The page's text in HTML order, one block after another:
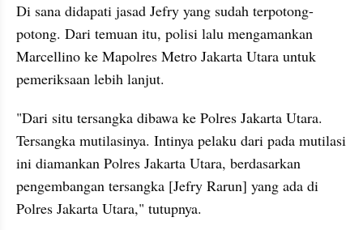
Di sana didapati jasad Jefry yang sudah terpotong-
potong. Dari temuan itu, polisi lalu mengamankan
Marcellino ke Mapolres Metro Jakarta Utara untuk
pemeriksaan lebih lanjut.
"Dari situ tersangka dibawa ke Polres Jakarta Utara.
Tersangka mutilasinya. Intinya pelaku dari pada mutilasi
ini diamankan Polres Jakarta Utara, berdasarkan
pengembangan tersangka [Jefry Rarun] yang ada di
Polres Jakarta Utara," tutupnya.